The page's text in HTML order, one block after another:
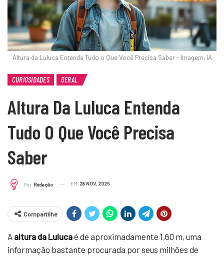
Altura da Luluca Entenda Tudo o Que Você Precisa Saber - Imagem: IA
CURIOSIDADES GERAL
Altura Da Luluca Entenda
Tudo O Que Você Precisa
Saber
Por Redação EM 28 NOV, 2025
Compartilhe
A altura da Lulucaé de aproximadamente 1,60 m, uma
informação bastante procurada por seus milhões de